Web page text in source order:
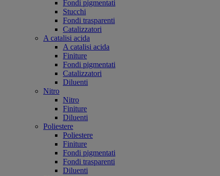
Fondi pigmentati
Stucchi
Fondi trasparenti
Catalizzatori
A catalisi acida
A catalisi acida
Finiture
Fondi pigmentati
Catalizzatori
Diluenti
Nitro
Nitro
Finiture
Diluenti
Poliestere
Poliestere
Finiture
Fondi pigmentati
Fondi trasparenti
Diluenti